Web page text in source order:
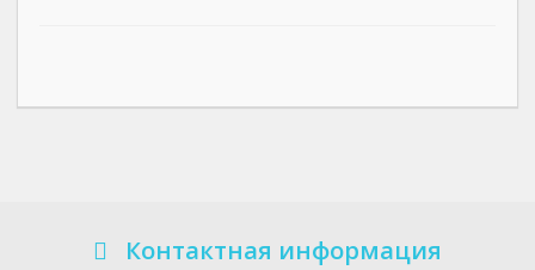
Контактная информация